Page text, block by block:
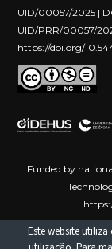
Este website
UID/00057/2025 |
UID/PRR/00057/
https://doi.org/
Funded by
https://doi.org/